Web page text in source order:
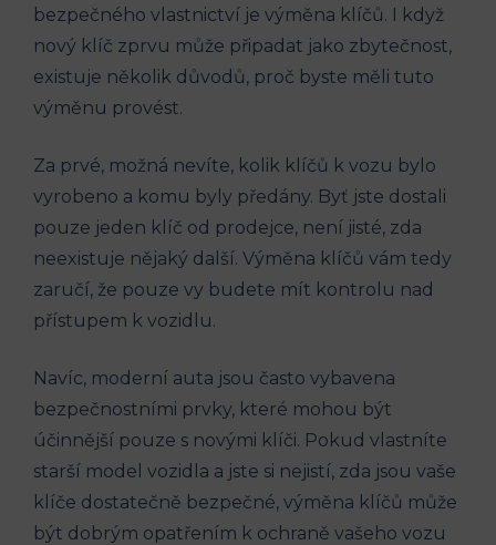
bezpečného vlastnictví je výměna klíčů.‍ I⁢ když
⁢nový ‌klíč‌ zprvu může připadat jako zbytečnost,
existuje několik důvodů, proč byste​ měli tuto
výměnu provést.
Za prvé, možná⁤ nevíte, kolik​ klíčů k vozu⁣ bylo
vyrobeno a komu ‍byly předány. Byť ​jste dostali⁤
pouze⁢ jeden‍ klíč od prodejce, není jisté, zda
neexistuje ​nějaký další. Výměna klíčů vám tedy
zaručí, že ⁣pouze vy budete⁤ mít kontrolu nad
přístupem k ​vozidlu.
Navíc, ​moderní auta jsou⁤ často vybavena
bezpečnostními prvky, které mohou být‌
účinnější pouze⁤ s novými‍ klíči. Pokud ⁢vlastníte
starší model vozidla a jste si nejistí, zda jsou vaše‍
klíče dostatečně ​bezpečné,⁢ výměna ⁣klíčů⁤ může
být⁤ dobrým‍ opatřením k ochraně ⁤vašeho vozu